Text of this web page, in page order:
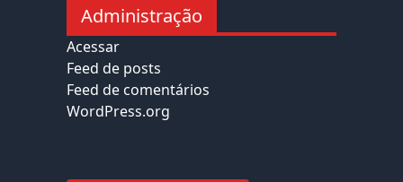
Administração
Acessar
Feed de posts
Feed de comentários
WordPress.org